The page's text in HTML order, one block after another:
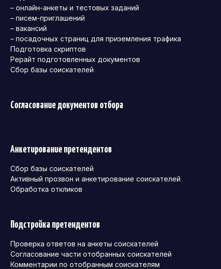
– онлайн-анкеты и тестовых заданий
– писем-приглашений
– вакансий
– посадочных страниц для приземления трафика
Подготовка скриптов
Рерайт подготовленных документов
Сбор базы соискателей
Согласование документов отбора
Анкетирование претендентов
Сбор базы соискателей
Активный прозвон и анкетирование соискателей
Обработка откликов
Подстройка претендентов
Проверка ответов на анкеты соискателей
Согласование части отобранных соискателей
Комментарии по отобранным соискателям